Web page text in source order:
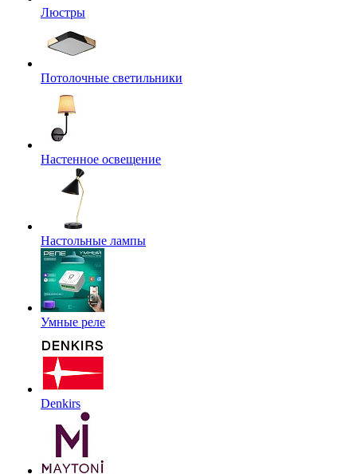
Люстры
Потолочные светильники
Настенное освещение
Настольные лампы
Умные реле
Denkirs